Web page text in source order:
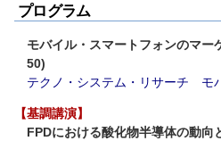
プログラム
モバイル・スマートフォンのマー
50)
テクノ・システム・リサーチ モ
【基調講演】
FPDにおける酸化物半導体の動向